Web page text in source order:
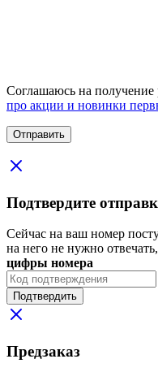
Соглашаюсь на
про акции и новинки
Подтвердите
Сейчас на ваш номер
на него не нужно
цифры номера
Подтвердить
Предзаказ